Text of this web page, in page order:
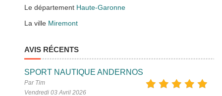
Le département Haute-Garonne
La ville Miremont
AVIS RÉCENTS
SPORT NAUTIQUE ANDERNOS
Par Tim
Vendredi 03 Avril 2026